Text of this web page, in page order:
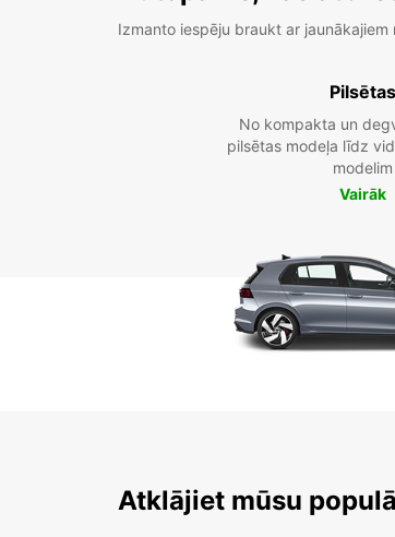
Izmanto iespēju braukt ar jaunākajiem
Pilsētas
No kompakta un
pilsētas modeļa līdz
modelim
Vairāk
Atklājiet mūsu